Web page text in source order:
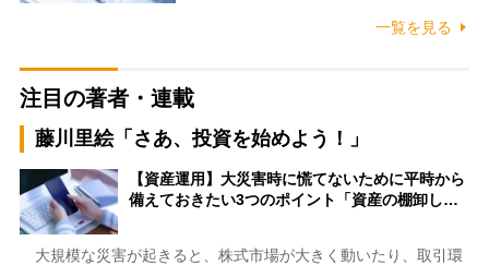
一覧を見る
注目の著者・連載
藤川里絵「さあ、投資を始めよう！」
【資産運用】大災害時に慌てないために平時から
備えておきたい3つのポイント「資産の棚卸し…
大規模な災害が起きると、株式市場が大きく動いたり、取引環